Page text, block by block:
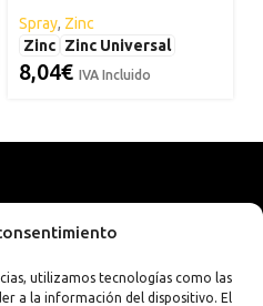
utilizamos tecnologías como las
a la información del dispositivo. El
Spray, Zinc
Zinc Zinc Universal
8,04€ IVA Incluido